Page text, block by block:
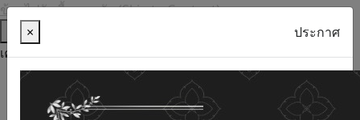
ข้ามไปยังเนื้อหาหลัก (Skip to Content)
ช่วยเหลือ
เครื่องมือการเข้าถึง
ภาษาไทย
ภาษาอังกฤษ
เพิ่มขนาดตัวอักษร
× ประกาศ